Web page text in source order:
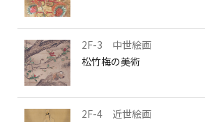
2F-3 中世絵画
松竹梅の美術
2F-4 近世絵画